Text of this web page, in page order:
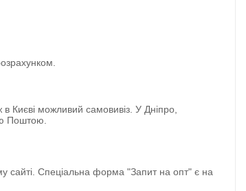
Києві можливий самовивіз. У Дніпро,
Поштою.
Спеціальна форма "Запит на опт" є на